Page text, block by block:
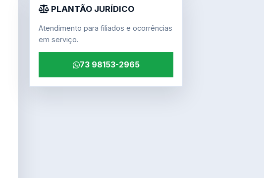
PLANTÃO JURÍDICO
Atendimento para filiados e ocorrências
em serviço.
73 98153-2965